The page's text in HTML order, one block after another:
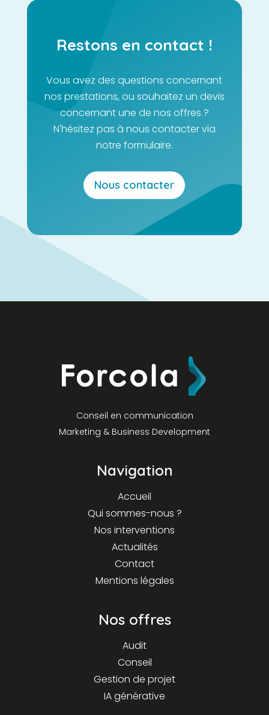
Restons en contact !
Vous avez des questions concernant
nos prestations, ou souhaitez un devis
concernant une de nos offres ?
N'hésitez pas à nous contacter via
notre formulaire.
Nous contacter
Conseil en communication
Marketing & Business Development
Navigation
Accueil
Qui sommes-nous ?
Nos interventions
Actualités
Contact
Mentions légales
Nos offres
Audit
Conseil
Gestion de projet
IA générative